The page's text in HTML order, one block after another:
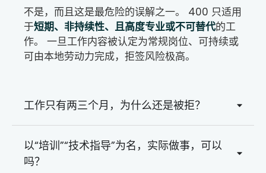
不是，而且这是最危险的误解之一。 400 只适用
于短期、非持续性、且高度专业或不可替代的工
作。 一旦工作内容被认定为常规岗位、可持续或
可由本地劳动力完成，拒签风险极高。
工作只有两三个月，为什么还是被拒？
以“培训”“技术指导”为名，实际做事，可以
吗？